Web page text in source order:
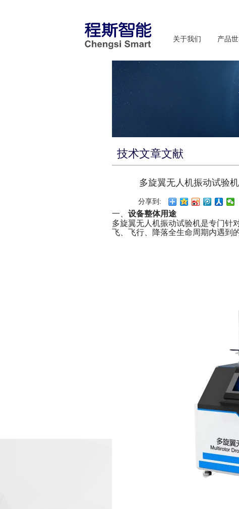
关于我们 产品
技术文章文献
多旋翼无人机振动试验机
分享到:
一、 设备整体用途
多旋翼无人机振动试验机是专门针
飞、飞行、降落全生命周期内遇到